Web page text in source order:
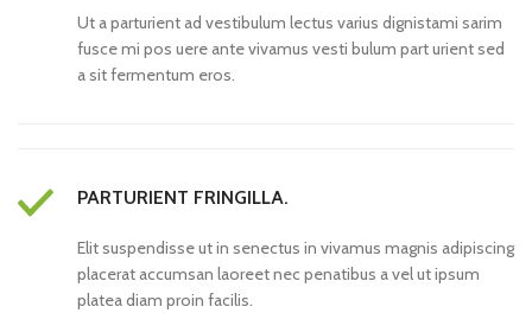
Ut a parturient ad vestibulum lectus varius dignistami sarim
fusce mi pos uere ante vivamus vesti bulum part urient sed
a sit fermentum eros.
PARTURIENT FRINGILLA.
Elit suspendisse ut in senectus in vivamus magnis adipiscing
placerat accumsan laoreet nec penatibus a vel ut ipsum
platea diam proin facilis.